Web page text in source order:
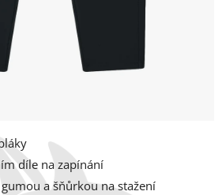
díle na zapínání
a šňůrkou na stažení